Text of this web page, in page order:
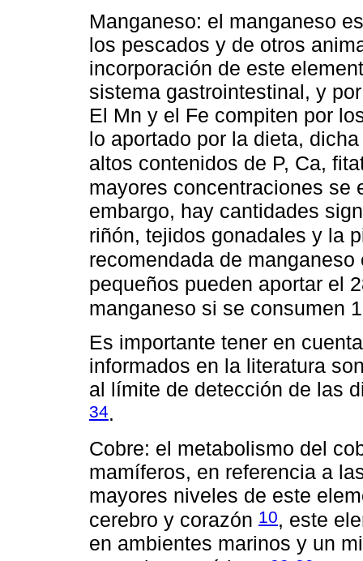
Manganeso: el manganeso
los pescados y de otros
incorporación de este
sistema gastrointestinal, y
El Mn y el Fe compiten por
lo aportado por la dieta,
altos contenidos de P, Ca,
mayores concentraciones se
embargo, hay cantidades
riñón, tejidos gonadales y la
recomendada de
pequeños pueden aportar el
manganeso si se consumen
Es importante tener en
informados en la literatura
al límite de detección de las
34.
Cobre: el metabolismo del
mamíferos, en referencia a
mayores niveles de este
cerebro y corazón 10, este
en ambientes marinos y un